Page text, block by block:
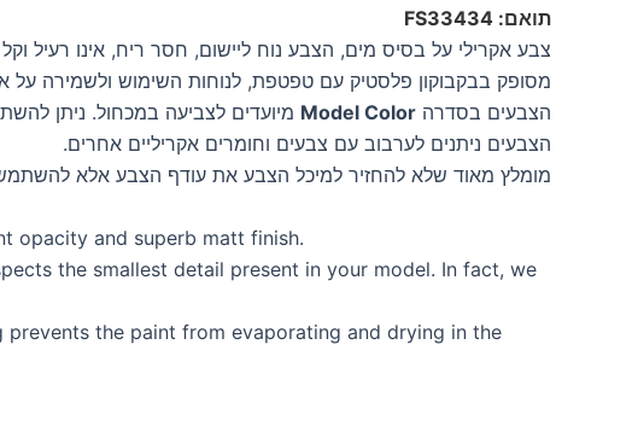
תואם: FS33434
צבע אקרילי על בסיס מים, הצבע נוח ליישום, חסר ריח, אינו רעיל וקל
מסופק בבקבוקון פלסטיק עם טפטפת, לנוחות השימוש ולשמירה על
הצבעים בסדרה Model Color מיועדים לצביעה במכחול. ניתן
הצבעים ניתנים לערבוב עם צבעים וחומרים אקריליים אחרים.
מומלץ מאוד שלא להחזיר למיכל הצבע את עודף הצבע אלא
opacity and superb matt finish.
the smallest detail present in your model. In fact, we
the paint from evaporating and drying in the